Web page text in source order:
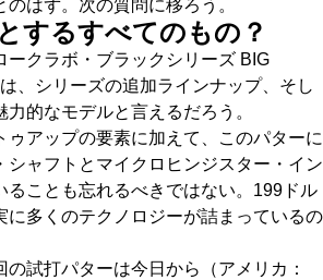
はず。次の質問に移ろう。
するすべてのもの？
ークラボ・ブラックシリーズ BIG
、シリーズの追加ラインナップ、そし
的なモデルと言えるだろう。
ゥアップの要素に加えて、このパターに
シャフトとマイクロヒンジスター・イン
ることも忘れるべきではない。199ドル
に多くのテクノロジーが詰まっているの
の試打パターは今日から（アメリカ：